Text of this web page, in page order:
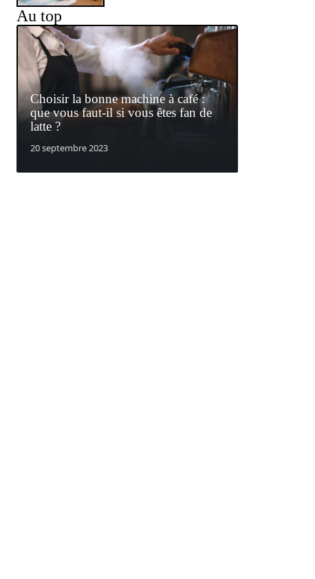
Au top
Choisir la bonne machine à café :
que vous faut-il si vous êtes fan de
latte ?
20 septembre 2023